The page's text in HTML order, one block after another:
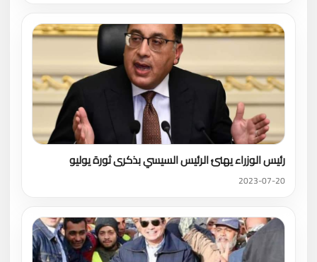
رئيس الوزراء يهنئ الرئيس السيسي بذكرى ثورة يوليو
2023-07-20